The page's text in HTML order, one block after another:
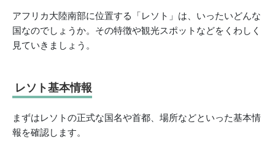
アフリカ大陸南部に位置する「レソト」は、いったいどんな
国なのでしょうか。その特徴や観光スポットなどをくわしく
見ていきましょう。
レソト基本情報
まずはレソトの正式な国名や首都、場所などといった基本情
報を確認します。